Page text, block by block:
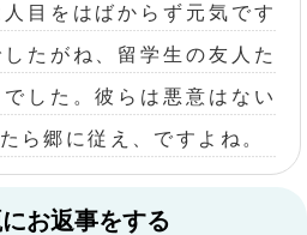
目をはばからず元気です
たがね、留学生の友人た
した。彼らは悪意はない
ら郷に従え、ですよね。
お返事をする